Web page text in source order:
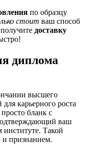
по образцу
стоит ваш способ
доставку
диплома
высшего
карьерного роста
бланк с
ваш
институте. Такой
и признанием.